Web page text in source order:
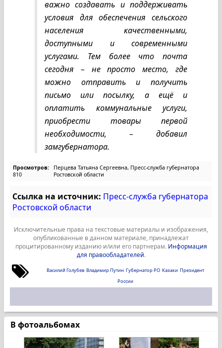
важно создавать и поддерживать
условия для обеспечения сельского
населения качественными,
доступными и современными
услугами. Тем более что почта
сегодня – не просто место, где
можно отправить и получить
письмо или посылку, а ещё и
оплатить коммунальные услуги,
приобрести товары первой
необходимости, – добавил
замгубернатора.
Просмотров:
810
Перцева Татьяна Сергеевна, Пресс-служба губернатора
Ростовской области
Ссылка на источник: Пресс-служба губернатора
Ростовской области
Исключительные права на текстовые материалы и изображения,
опубликованные в данном материале, принадлежат
процитированному изданию и/или его партнерам. Информация
для правообладателей.
Василий Голубев Владимир Путин Губернатор РО Казаки Президент
России
В фотоальбомах